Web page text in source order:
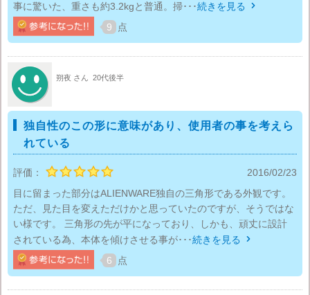
事に驚いた、重さも約3.2kgと普通。掃･･･続きを見る 
9 点
朔夜 さん 20代後半
独自性のこの形に意味があり、使用者の事を考えら
れている
評価：
2016/02/23
目に留まった部分はALIENWARE独自の三角形である外観です。
ただ、見た目を変えただけかと思っていたのですが、そうではな
い様です。 三角形の先が平になっており、しかも、頑丈に設計
されている為、本体を傾けさせる事が･･･続きを見る 
6 点